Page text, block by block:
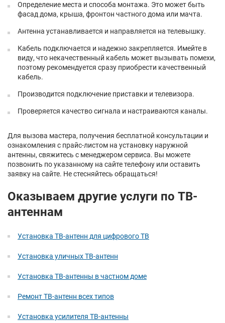
Определение места и способа монтажа. Это может быть
фасад дома, крыша, фронтон частного дома или мачта.
Антенна устанавливается и направляется на телевышку.
Кабель подключается и надежно закрепляется. Имейте в
виду, что некачественный кабель может вызывать помехи,
поэтому рекомендуется сразу приобрести качественный
кабель.
Производится подключение приставки и телевизора.
Проверяется качество сигнала и настраиваются каналы.
Для вызова мастера, получения бесплатной консультации и
ознакомления с прайс-листом на установку наружной
антенны, свяжитесь с менеджером сервиса. Вы можете
позвонить по указанному на сайте телефону или оставить
заявку на сайте. Не стесняйтесь обращаться!
Оказываем другие услуги по ТВ-
антеннам
Установка ТВ-антенн для цифрового ТВ
Установка уличных ТВ-антенн
Установка ТВ-антенны в частном доме
Ремонт ТВ-антенн всех типов
Установка усилителя ТВ-антенны